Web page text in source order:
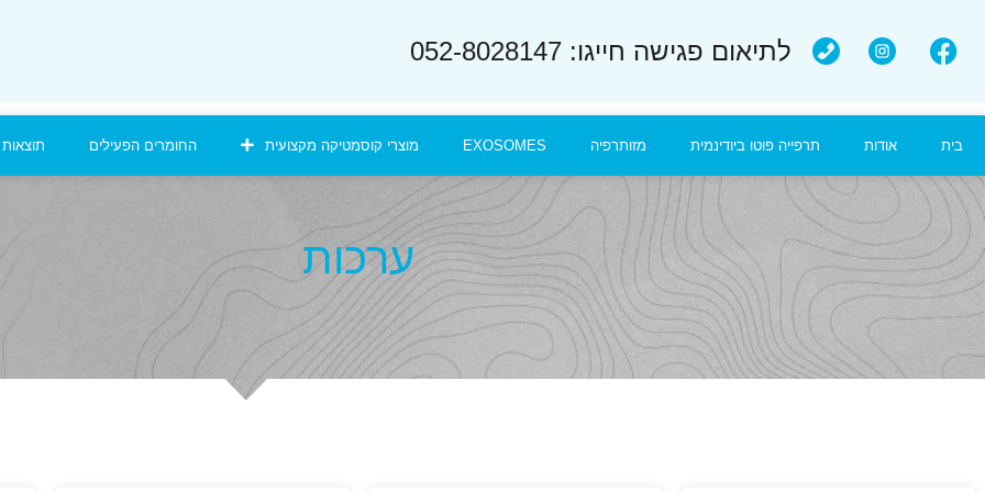
לתיאום פגישה חייגו: 052-8028147
בית אודות תרפייה פוטו ביודינמית מזותרפיה EXOSOMES מוצרי קוסמטיקה מקצועית החומרים הפעילים
ערכות